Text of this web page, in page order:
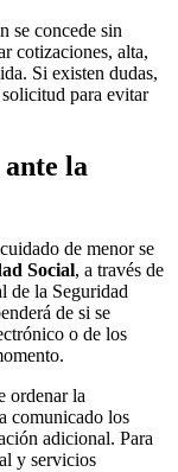
se concede sin
cotizaciones, alta,
Si existen dudas,
para evitar
la
de menor se
Social, a través de
de la Seguridad
de si se
o de los
ordenar la
comunicado los
adicional. Para
y servicios